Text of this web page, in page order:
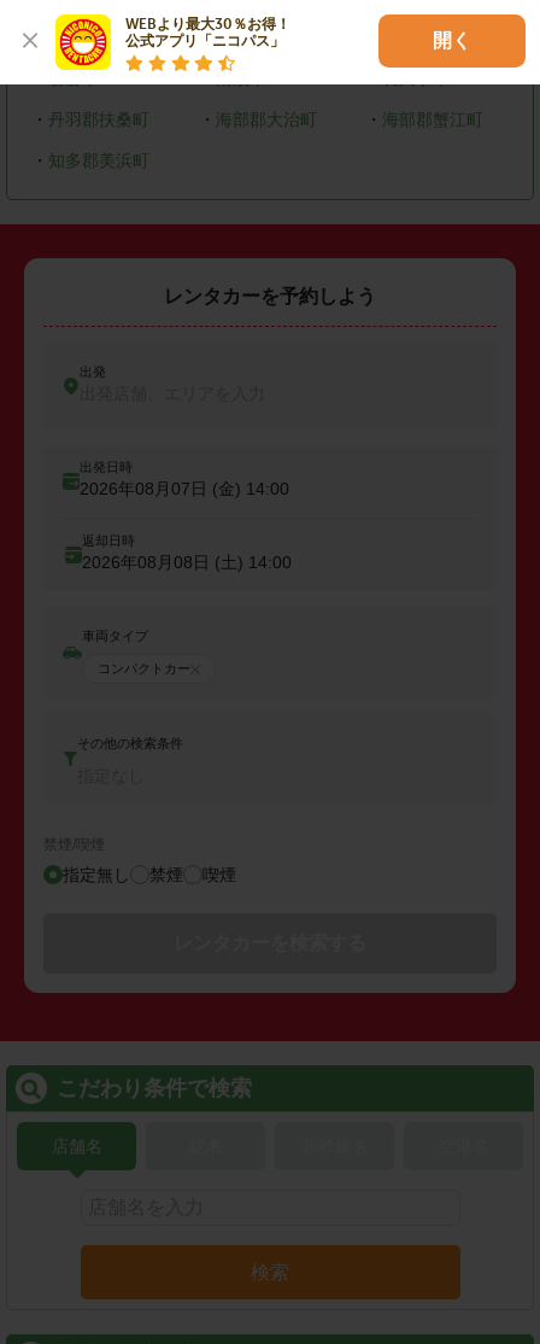
WEBより最大30％お得！
公式アプリ「ニコパス」
開く
・ 大府市 ・知多市 尾張旭市
・ 丹羽郡扶桑町 ・ 海部郡大治町 ・ 海部郡蟹江町
・ 知多郡美浜町
レンタカーを予約しよう
出発
出発日時
2026年08月07日 (金) 14:00
返却日時
2026年08月08日 (土) 14:00
車両タイプ
コンパクトカー
その他の検索条件
禁煙/喫煙
指定無し 禁煙 喫煙
こだわり条件で検索
店舗名
検索